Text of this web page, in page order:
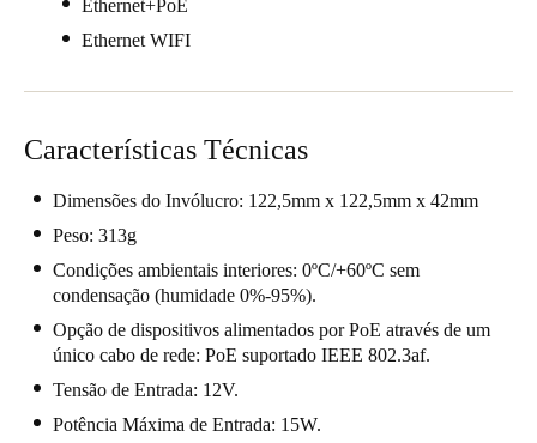
Netherlands
NederlandsEnglish
Nederlands
Spain
Español
Portugal
Ethernet+PoE
Ethernet WIFI
Características Técnicas
Dimensões do Invólucro: 122,5mm x 122,5mm x 42mm
Peso: 313g
Condições ambientais interiores: 0ºC/+60ºC sem
condensação (humidade 0%-95%).
Opção de dispositivos alimentados por PoE através de um
único cabo de rede: PoE suportado IEEE 802.3af.
Tensão de Entrada: 12V.
Potência Máxima de Entrada: 15W.